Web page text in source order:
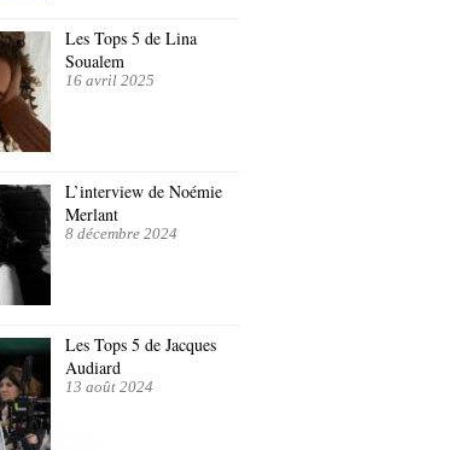
Les Tops 5 de Lina
Soualem
16 avril 2025
L’interview de Noémie
Merlant
8 décembre 2024
Les Tops 5 de Jacques
Audiard
13 août 2024